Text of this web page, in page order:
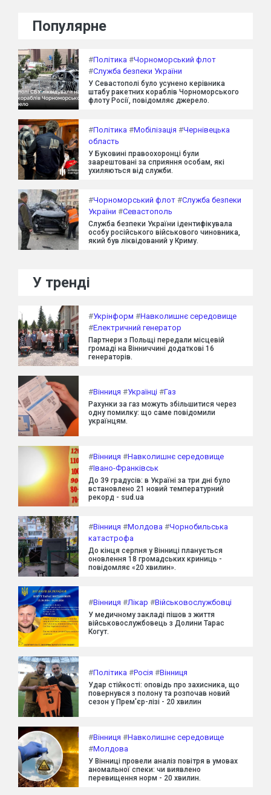
Популярне
#Політика #Чорноморський флот
#Служба безпеки України
У Севастополі було усунено керівника
штабу ракетних кораблів Чорноморського
флоту Росії, повідомляє джерело.
#Політика #Мобілізація #Чернівецька
область
У Буковині правоохоронці були
заарештовані за сприяння особам, які
ухиляються від служби.
#Чорноморський флот #Служба безпеки
України #Севастополь
Служба безпеки України ідентифікувала
особу російського військового чиновника,
який був ліквідований у Криму.
У тренді
#Укрінформ #Навколишнє середовище
#Електричний генератор
Партнери з Польщі передали місцевій
громаді на Вінниччині додаткові 16
генераторів.
#Вінниця #Українці #Газ
Рахунки за газ можуть збільшитися через
одну помилку: що саме повідомили
українцям.
#Вінниця #Навколишнє середовище
#Івано-Франківськ
До 39 градусів: в Україні за три дні було
встановлено 21 новий температурний
рекорд - sud.ua
#Вінниця #Молдова #Чорнобильська
катастрофа
До кінця серпня у Вінниці планується
оновлення 18 громадських криниць -
повідомляє «20 хвилин».
#Вінниця #Лікар #Військовослужбовці
У медичному закладі пішов з життя
військовослужбовець з Долини Тарас
Когут.
#Політика #Росія #Вінниця
Удар стійкості: оповідь про захисника, що
повернувся з полону та розпочав новий
сезон у Прем'єр-лізі - 20 хвилин
#Вінниця #Навколишнє середовище
#Молдова
У Вінниці провели аналіз повітря в умовах
аномальної спеки: чи виявлено
перевищення норм - 20 хвилин.